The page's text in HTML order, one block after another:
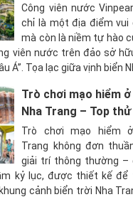
Công viên nước
chỉ là một địa điểm
mà còn là niềm tự hào
viên nước trên đảo sở
Á”. Tọa lạc giữa vịnh biển
Trò chơi mạo hiểm
Nha Trang – Top
Trò chơi mạo hiểm ở
Trang không đơn
giải trí thông thường –
kỷ lục, được thiết kế để
cảnh biển trời Nha